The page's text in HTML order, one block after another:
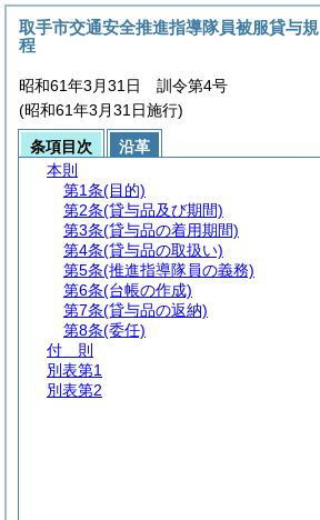
取手市交通安全推進指導隊員被服貸与規
程
昭和61年3月31日 訓令第4号
(昭和61年3月31日施行)
条項目次
沿革
本則
第1条(目的)
第2条(貸与品及び期間)
第3条(貸与品の着用期間)
第4条(貸与品の取扱い)
第5条(推進指導隊員の義務)
第6条(台帳の作成)
第7条(貸与品の返納)
第8条(委任)
付 則
別表第1
別表第2